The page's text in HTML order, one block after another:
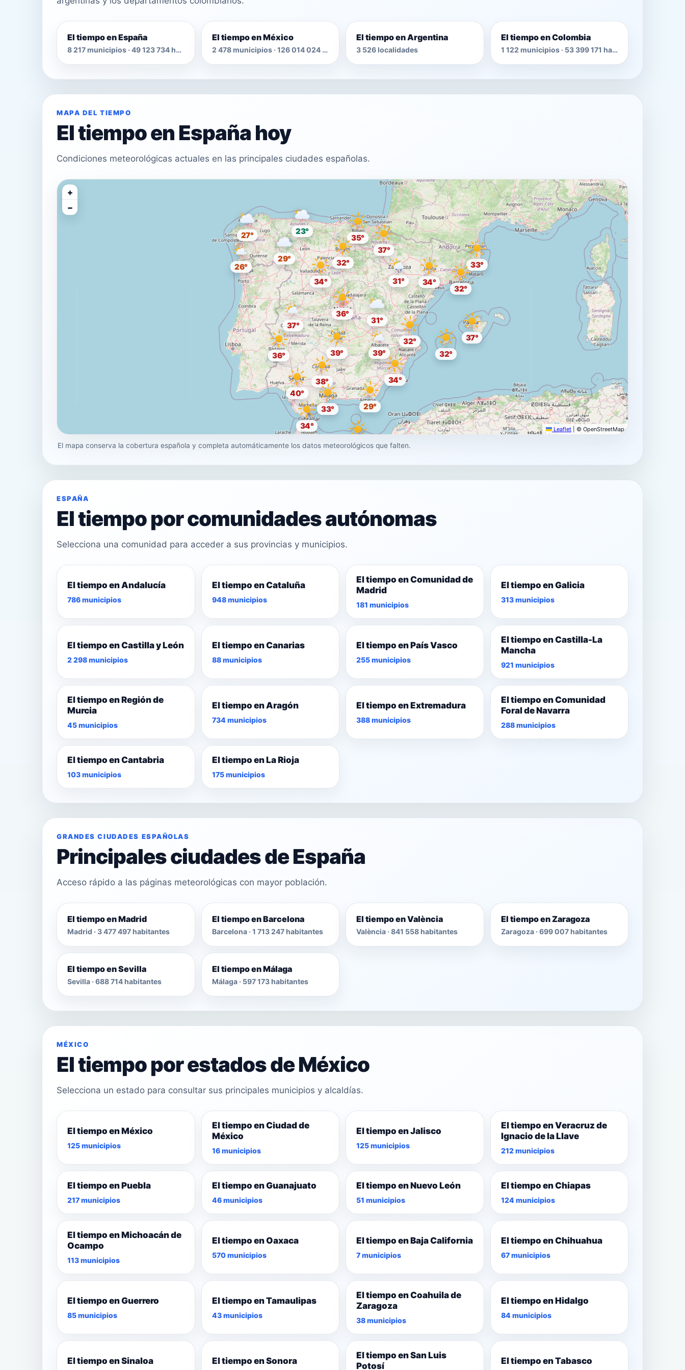
El tiempo en España
8 217 municipios · 49 123 734 habitantes
El tiempo en México
2 478 municipios · 126 014 024 habitantes
El tiempo en Argentina
3 526 localidades
El tiempo en Colombia
1 122 municipios · 53 399 171 habitantes
MAPA DEL TIEMPO
El tiempo en España hoy
Condiciones meteorológicas actuales en las principales ciudades españolas.
36°
32°
32°
31°
40°
33°
34°
37°
29°
35°
38°
34°
26°
23°
27°
37°
29°
32°
39°
36°
34°
34°
27°
31°
39°
29°
32°
31°
33°
37°
+
−
Leaflet © OpenStreetMap
El mapa conserva la cobertura española y completa automáticamente los datos meteorológicos que falten.
ESPAÑA
El tiempo por comunidades autónomas
Selecciona una comunidad para acceder a sus provincias y municipios.
El tiempo en Andalucía
786 municipios
El tiempo en Cataluña
948 municipios
El tiempo en Comunidad de
Madrid
181 municipios
El tiempo en Galicia
313 municipios
El tiempo en Castilla y León
2 298 municipios
El tiempo en Canarias
88 municipios
El tiempo en País Vasco
255 municipios
El tiempo en Castilla-La
Mancha
921 municipios
El tiempo en Región de
Murcia
45 municipios
El tiempo en Aragón
734 municipios
El tiempo en Extremadura
388 municipios
El tiempo en Comunidad
Foral de Navarra
288 municipios
El tiempo en Cantabria
103 municipios
El tiempo en La Rioja
175 municipios
GRANDES CIUDADES ESPAÑOLAS
Principales ciudades de España
Acceso rápido a las páginas meteorológicas con mayor población.
El tiempo en Madrid
Madrid · 3 477 497 habitantes
El tiempo en Barcelona
Barcelona · 1 713 247 habitantes
El tiempo en València
València · 841 558 habitantes
El tiempo en Zaragoza
Zaragoza · 699 007 habitantes
El tiempo en Sevilla
Sevilla · 688 714 habitantes
El tiempo en Málaga
Málaga · 597 173 habitantes
MÉXICO
El tiempo por estados de México
Selecciona un estado para consultar sus principales municipios y alcaldías.
El tiempo en México
125 municipios
El tiempo en Ciudad de
México
16 municipios
El tiempo en Jalisco
125 municipios
El tiempo en Veracruz de
Ignacio de la Llave
212 municipios
El tiempo en Puebla
217 municipios
El tiempo en Guanajuato
46 municipios
El tiempo en Nuevo León
51 municipios
El tiempo en Chiapas
124 municipios
El tiempo en Michoacán de
Ocampo
113 municipios
El tiempo en Oaxaca
570 municipios
El tiempo en Baja California
7 municipios
El tiempo en Chihuahua
67 municipios
El tiempo en Guerrero
85 municipios
El tiempo en Tamaulipas
43 municipios
El tiempo en Coahuila de
Zaragoza
38 municipios
El tiempo en Hidalgo
84 municipios
El tiempo en Sinaloa El tiempo en Sonora
El tiempo en San Luis
Potosí
El tiempo en Tabasco